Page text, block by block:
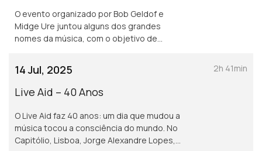
O evento organizado por Bob Geldof e
Midge Ure juntou alguns dos grandes
nomes da música, com o objetivo de
especial em direto do Capitólio.<br />
14 Jul, 2025
Live Aid – 40 Anos
O Live Aid faz 40 anos: um dia que mudou a
música tocou a consciência do mundo. No
Capitólio, Lisboa, Jorge Alexandre Lopes,
2h 41min